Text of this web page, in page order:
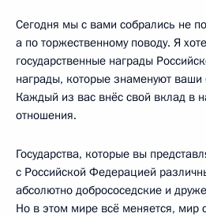
Сегодня мы с вами собрались не
а по торжественному поводу. Я
государственные награды
награды, которые знаменуют ваши
Каждый из вас внёс свой вклад в
отношения.
Государства, которые вы
с Российской Федерацией
абсолютно добрососедские и
Но в этом мире всё меняется, мир